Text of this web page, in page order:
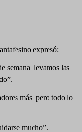
expresó:
semana llevamos las
más, pero todo lo
mucho”.